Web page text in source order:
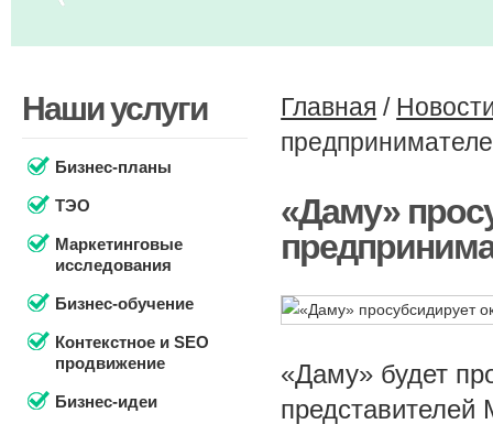
Наши услуги
Бизнес-планы
ТЭО
Маркетинговые
исследования
Бизнес-обучение
Контекстное и SEO
продвижение
Бизнес-идеи
Главная /
«Даму»
«Даму» будет